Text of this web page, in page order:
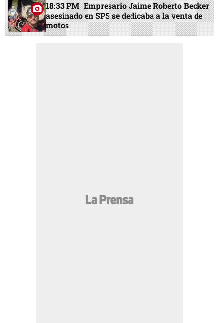
18:33 PM Empresario Jaime Roberto Becker
asesinado en SPS se dedicaba a la venta de
motos